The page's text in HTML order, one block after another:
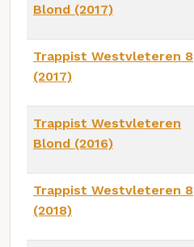
Blond (2017)
Trappist Westvleteren 8
(2017)
Trappist Westvleteren
Blond (2016)
Trappist Westvleteren 8
(2018)